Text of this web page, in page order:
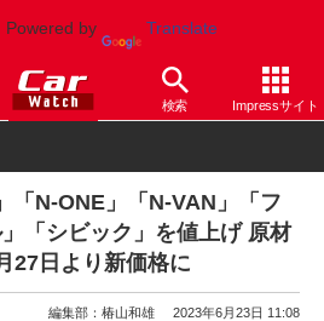
Powered by Translate
検索 Impressサイト
ダ N-WGN
「N-ONE」「N-VAN」「フ
「シビック」を値上げ 原材
27日より新価格に
編集部：椿山和雄 2023年6月23日 11:08